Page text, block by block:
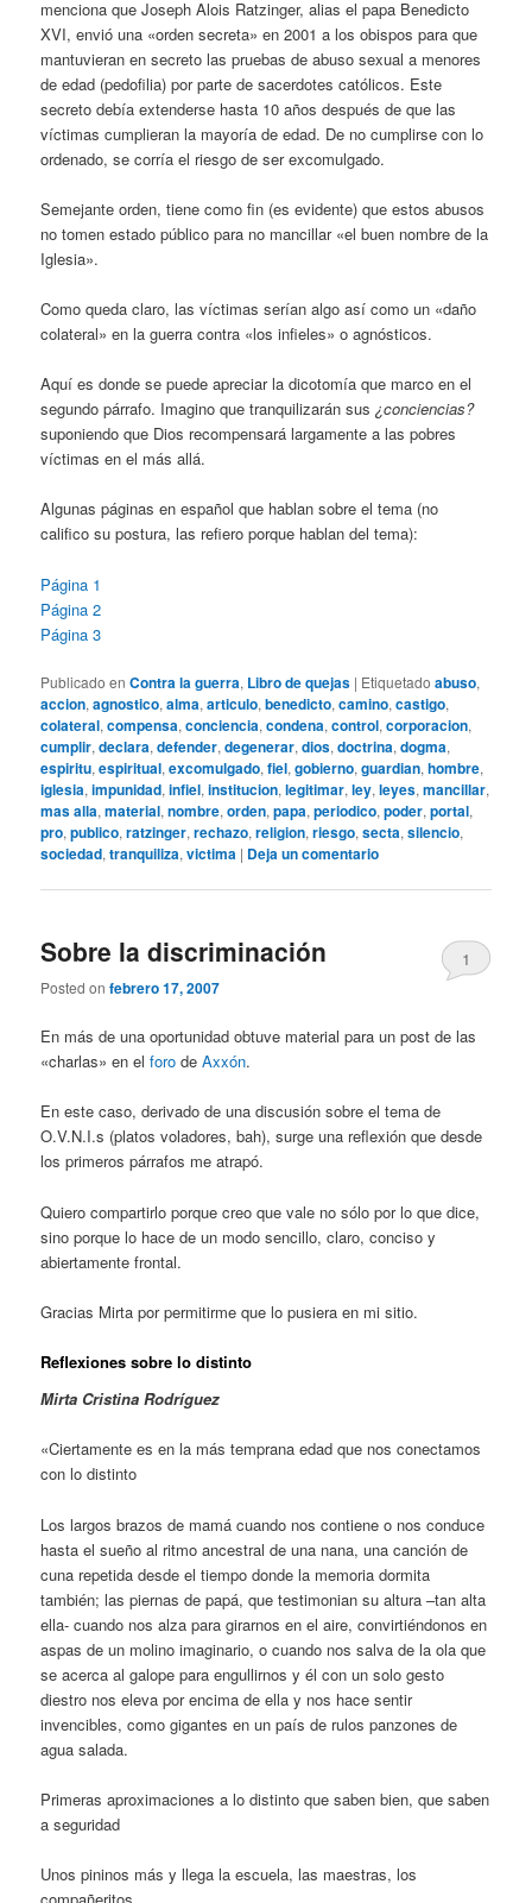
menciona que Joseph Alois Ratzinger, alias el papa Benedicto
XVI, envió una «orden secreta» en 2001 a los obispos para que
mantuvieran en secreto las pruebas de abuso sexual a menores
de edad (pedofilia) por parte de sacerdotes católicos. Este
secreto debía extenderse hasta 10 años después de que las
víctimas cumplieran la mayoría de edad. De no cumplirse con lo
ordenado, se corría el riesgo de ser excomulgado.
Semejante orden, tiene como fin (es evidente) que estos abusos
no tomen estado público para no mancillar «el buen nombre de la
Iglesia».
Como queda claro, las víctimas serían algo así como un «daño
colateral» en la guerra contra «los infieles» o agnósticos.
Aquí es donde se puede apreciar la dicotomía que marco en el
segundo párrafo. Imagino que tranquilizarán sus¿conciencias?
suponiendo que Dios recompensará largamente a las pobres
víctimas en el más allá.
Algunas páginas en español que hablan sobre el tema (no
califico su postura, las refiero porque hablan del tema):
Página 1
Página 2
Página 3
Publicado en Contra la guerra, Libro de quejas | Etiquetado abuso,
accion,agnostico,alma,articulo,benedicto,camino,castigo,
colateral,compensa,conciencia,condena,control,corporacion,
cumplir,declara,defender,degenerar,dios,doctrina,dogma,
espiritu,espiritual,excomulgado,fiel,gobierno,guardian,hombre,
iglesia,impunidad,infiel,institucion,legitimar,ley,leyes,mancillar,
mas alla,material,nombre,orden,papa,periodico,poder,portal,
pro,publico,ratzinger,rechazo,religion,riesgo,secta,silencio,
sociedad,tranquiliza,victima | Deja un comentario
Sobre la discriminación
Posted onfebrero 17, 2007
1
En más de una oportunidad obtuve material para un post de las
«charlas» en elforo deAxxón.
En este caso, derivado de una discusión sobre el tema de
O.V.N.I.s (platos voladores, bah), surge una reflexión que desde
los primeros párrafos me atrapó.
Quiero compartirlo porque creo que vale no sólo por lo que dice,
sino porque lo hace de un modo sencillo, claro, conciso y
abiertamente frontal.
Gracias Mirta por permitirme que lo pusiera en mi sitio.
Reflexiones sobre lo distinto
Mirta Cristina Rodríguez
«Ciertamente es en la más temprana edad que nos conectamos
con lo distinto
Los largos brazos de mamá cuando nos contiene o nos conduce
hasta el sueño al ritmo ancestral de una nana, una canción de
cuna repetida desde el tiempo donde la memoria dormita
también; las piernas de papá, que testimonian su altura –tan alta
ella- cuando nos alza para girarnos en el aire, convirtiéndonos en
aspas de un molino imaginario, o cuando nos salva de la ola que
se acerca al galope para engullirnos y él con un solo gesto
diestro nos eleva por encima de ella y nos hace sentir
invencibles, como gigantes en un país de rulos panzones de
agua salada.
Primeras aproximaciones a lo distinto que saben bien, que saben
a seguridad
Unos pininos más y llega la escuela, las maestras, los